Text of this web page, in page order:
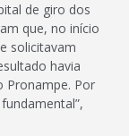
de giro dos
que, no início
solicitavam
havia
Pronampe. Por